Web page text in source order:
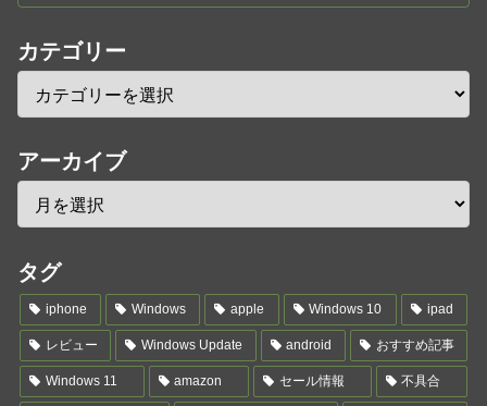
カテゴリー
アーカイブ
タグ
iphone Windows apple Windows 10 ipad
レビュー Windows Update android おすすめ記事
Windows 11 amazon セール情報 不具合